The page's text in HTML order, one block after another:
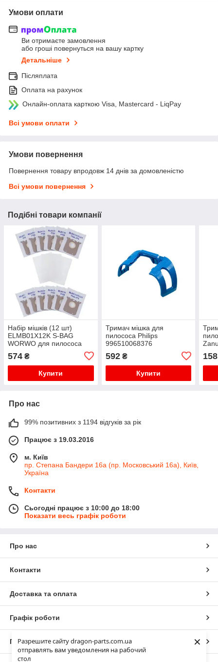
Разрешите сайту dragon-parts.com.ua
отправлять вам уведомления на рабочий
стол
×
Умови оплати
Ви отримаєте замовлення
або гроші повернуться на вашу картку
Детальніше
Післяплата
Оплата на рахунок
Онлайн-оплата карткою Visa, Mastercard - LiqPay
Всі умови оплати
Умови повернення
Повернення товару впродовж 14 днів за домовленістю
Всі умови повернення
Подібні товари компанії
Набір мішків (12 шт)
ELMB01X12K S-BAG
WORWO для пилососа
574 ₴
Купити
Тримач мішка для
пилососа Philips
996510068376
592₴
Купити
158
Про нас
99% позитивних з 1194 відгуків за рік
Працює з 19.03.2016
м. Київ
пр. Степана Бандери 16а (пр. Московський 16а), Київ,
Україна
Контакти
Сьогодні працює з 10:00 до 18:00
Показати весь графік роботи
Про нас
Контакти
Доставка та оплата
Графік роботи
Повна версія сайту